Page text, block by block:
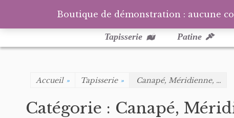
au
Tapisserie Patine
Accueil » Tapisserie » Canapé, Méridienne, …
Catégorie : Canapé,
Boutique de démonstration : aucune